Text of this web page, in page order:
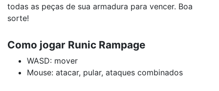
todas as peças de sua armadura para vencer. Boa
sorte!
Como jogar Runic Rampage
WASD: mover
Mouse: atacar, pular, ataques combinados